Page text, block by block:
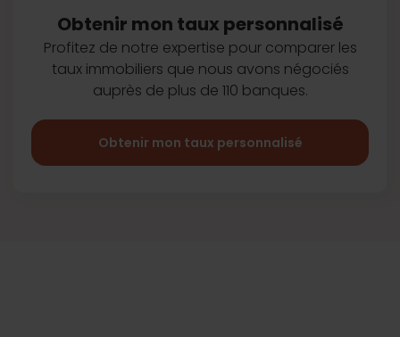
Obtenir mon taux personnalisé
Profitez de notre expertise pour comparer les
taux immobiliers que nous avons négociés
auprès de plus de 110 banques.
Obtenir mon taux personnalisé